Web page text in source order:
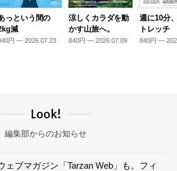
っという間の
減
円 — 2026.07.23
涼しくカラダを動
かす山旅へ。
840円 — 2026.07.09
週に10分
トレッチ
840円 —
Look!
編集部からのお知らせ
ェブマガジン「Tarzan Web」も。フィ